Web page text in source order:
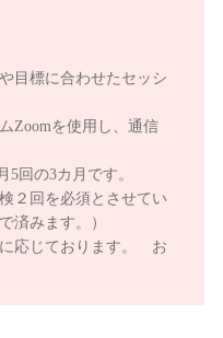
目標に合わせたセッシ
Zoomを使用し、通信
回の3カ月です。
２回を必須とさせてい
済みます。）
応じております。 お